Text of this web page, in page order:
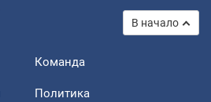
В начало
Команда
Политика